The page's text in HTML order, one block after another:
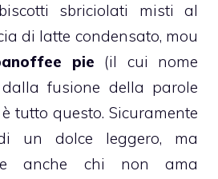
sbriciolati misti al
di latte condensato, mou
pie (il cui nome
fusione della parole
tutto questo. Sicuramente
un dolce leggero, ma
anche chi non ama